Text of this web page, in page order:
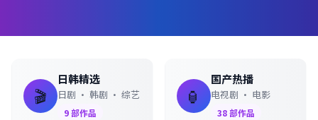
🎬
日韩精选
日剧 · 韩剧 · 综艺
9部作品
🏮
国产热播
电视剧 · 电影
38部作品